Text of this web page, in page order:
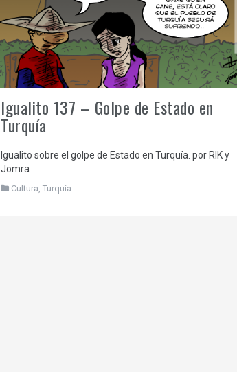
Igualito 137 – Golpe de Estado en
Turquía
Igualito sobre el golpe de Estado en Turquía. por RIK y
Jomra
Cultura, Turquía